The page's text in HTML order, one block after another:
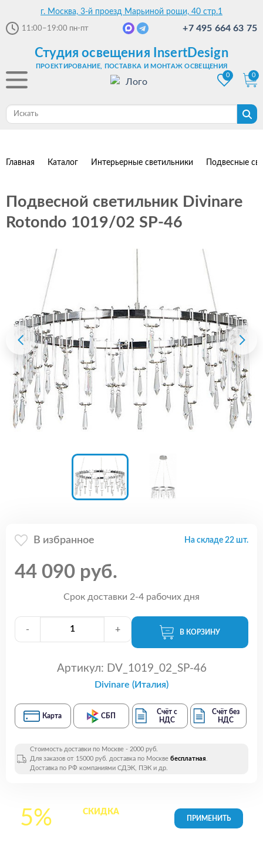
г. Москва, 3-й проезд Марьиной рощи, 40 стр.1
11:00–19:00 пн-пт +7 495 664 63 75
Студия освещения InsertDesign
ПРОЕКТИРОВАНИЕ, ПОСТАВКА И МОНТАЖ ОСВЕЩЕНИЯ
0
0
Главная Каталог Интерьерные светильники Подвесные
Подвесной светильник Divinare
Rotondo 1019/02 SP-46
В избранное На складе 22 шт.
44 090 руб.
Срок доставки 2-4 рабочих дня
- + В КОРЗИНУ
Артикул: DV_1019_02_SP-46
Divinare (Италия)
Карта СБП
Счёт с
НДС
Счёт без
НДС
Стоимость доставки по Москве - 2000 руб.
Для заказов от 15000 руб. доставка по Москве бесплатная.
Доставка по РФ компаниями СДЭК, ПЭК и др.
5% СКИДКАна все